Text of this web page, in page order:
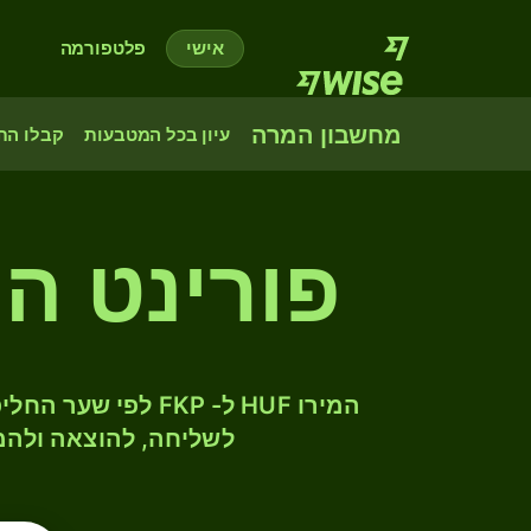
אישי פלטפורמה
מחשבון המרה עיון בכל המטבעות קבלו
פורינט
לשליחה, להוצאה